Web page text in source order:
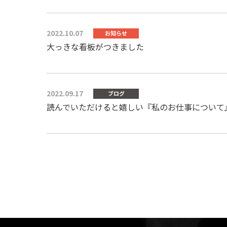
2022.10.07 お知らせ
大っきな看板がつきました
2022.09.17 ブログ
読んでいただけると嬉しい『私のお仕事について